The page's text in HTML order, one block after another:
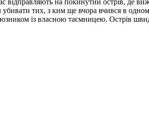
тих, з ким ще вчора вчився в
із власною таємницею. Острів